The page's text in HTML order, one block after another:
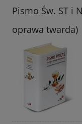
Pismo Św. ST i
oprawa twarda)